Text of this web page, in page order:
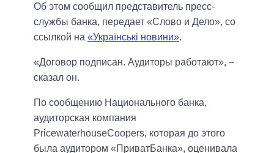
Об этом сообщил представитель пресс-
службы банка, передает «Слово и Дело», со
ссылкой на «Українські новини».
«Договор подписан. Аудиторы работают», –
сказал он.
По сообщению Национального банка,
аудиторская компания
PricewaterhouseCoopers, которая до этого
была аудитором «ПриватБанка», оценивала